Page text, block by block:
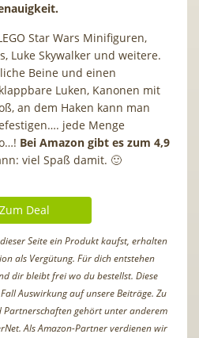
Star Wars Minifiguren,
Luke Skywalker und weitere.
Beine und einen
Luken, Kanonen mit
an dem Haken kann man
jede Menge
Bei Amazon gibt es zum 4,9
viel Spaß damit. 🙂
Zum Deal
Seite ein Produkt kaufst, erhalten
als Vergütung. Für dich entstehen
dir bleibt frei wo du bestellst. Diese
Auswirkung auf unsere Beiträge. Zu
gehört unter anderem
Als Amazon-Partner verdienen wir